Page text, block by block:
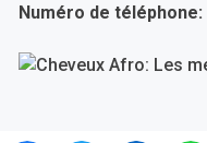
Numéro de téléphone: